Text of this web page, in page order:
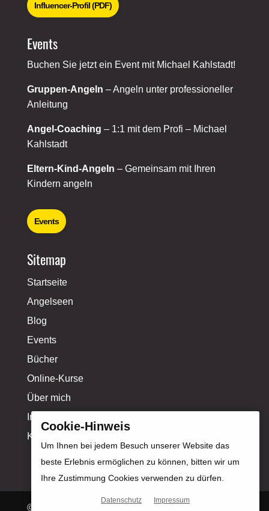
Influencer-Profil (PDF)
Events
Buchen Sie jetzt ein Event mit Michael Kahlstadt!
Gruppen-Angeln – Angeln unter professioneller
Anleitung
Angel-Coaching – 1:1 mit dem Profi – Michael
Kahlstadt
Eltern-Kind-Angeln – Gemeinsam mit Ihren
Kindern angeln
Events
Sitemap
Startseite
Angelseen
Blog
Events
Bücher
Online-Kurse
Über mich
Influencer-Profil
Kontakt
© Copyright Michael Kahlstadt |
Cookie-Hinweis
Um Ihnen bei jedem Besuch unserer Website das
beste Erlebnis ermöglichen zu können, bitten wir um
Ihre Zustimmung Cookies verwenden zu dürfen.
Datenschutz Impressum